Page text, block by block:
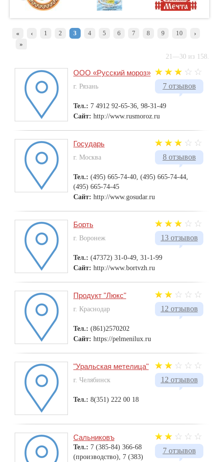
« ‹ 1 2 3 4 5 6 7 8 9 10
›
»
21—30 из 158.
7 отзывов
ООО «Русский мороз»
г. Рязань
Тел.: 7 4912 92-65-36, 98-31-49
Сайт: http://www.rusmoroz.ru
8 отзывов
Государь
г. Москва
Тел.: (495) 665-74-40, (495) 665-74-44,
(495) 665-74-45
Сайт: http://www.gosudar.ru
13 отзывов
Борть
г. Воронеж
Тел.: (47372) 31-0-49, 31-1-99
Сайт: http://www.bortvzh.ru
12 отзывов
Продукт "Люкс"
г. Краснодар
Тел.: (861)2570202
Сайт: https://pelmenilux.ru
12 отзывов
"Уральская метелица"
г. Челябинск
Тел.: 8(351) 222 00 18
7 отзывов
Сальниковъ
Тел.: 7 (385-84) 366-68
(производство), 7 (383)